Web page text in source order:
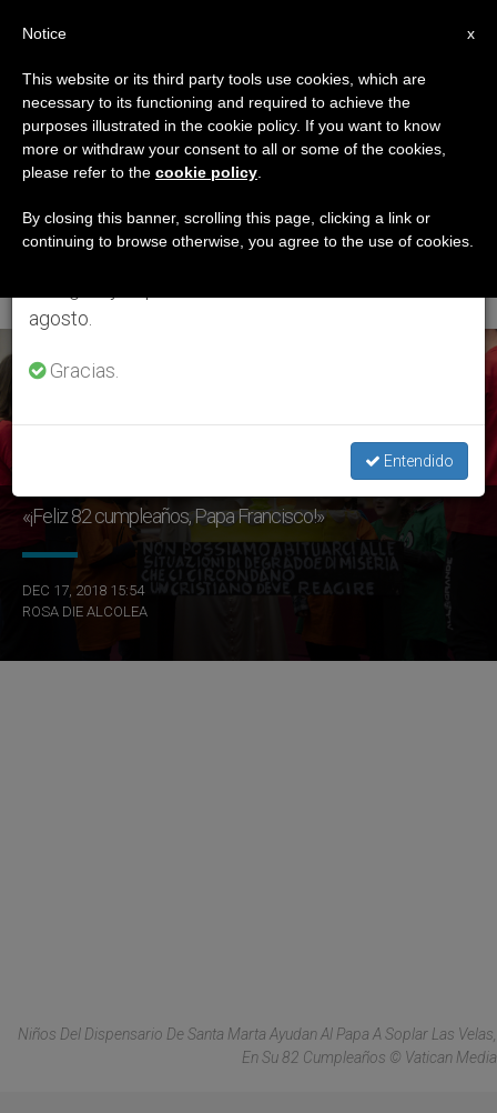
ETIQUETA
Posts Tagged
‘dispensario Santa
ÚLTIMAS NOTICIAS
«¡Feliz 82 cumpleaños, Papa Francisco!»
DEC 17, 2018 15:54
ROSA DIE ALCOLEA
Niños Del Dispensario De Santa Marta Ayudan Al Papa A Soplar Las Velas,
En Su 82 Cumpleaños © Vatican Media
×
Aviso importante
Del 27 de julio al 7 de agosto haremos la pausa
anual, aprovechando que en el periodo de verano
se generan menos informaciones y también el
agosto.
Gracias.
Entendido
x
Notice
This website or its third party tools use cookies, which are
necessary to its functioning and required to achieve the
purposes illustrated in the cookie policy. If you want to know
more or withdraw your consent to all or some of the cookies,
please refer to the cookie policy
By closing this banner, scrolling this page, clicking a link or
continuing to browse otherwise, you agree to the use of cookies.